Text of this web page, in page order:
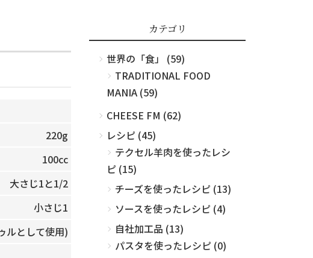
220g
100cc
大さじ1と1/2
小さじ1
ルとして使用)
カテゴリ
世界の「食」 (59)
TRADITIONAL FOOD
MANIA (59)
CHEESE FM (62)
レシピ (45)
テクセル羊肉を使ったレシ
ピ (15)
チーズを使ったレシピ (13)
ソースを使ったレシピ (4)
自社加工品 (13)
パスタを使ったレシピ (0)